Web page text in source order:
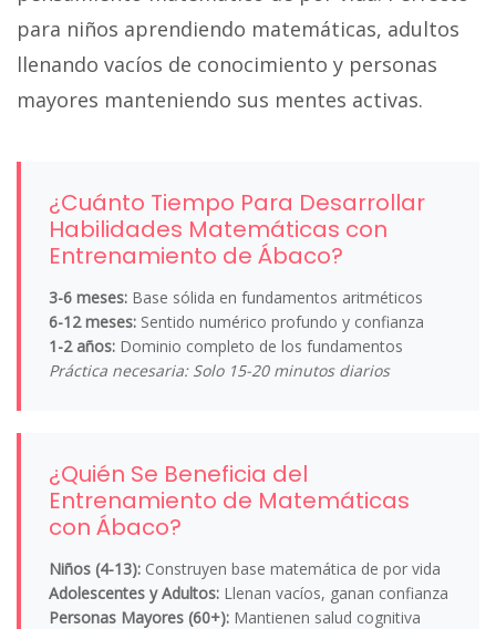
para niños aprendiendo matemáticas, adultos
llenando vacíos de conocimiento y personas
mayores manteniendo sus mentes activas.
¿Cuánto Tiempo Para Desarrollar
Habilidades Matemáticas con
Entrenamiento de Ábaco?
3-6 meses: Base sólida en fundamentos aritméticos
6-12 meses: Sentido numérico profundo y confianza
1-2 años: Dominio completo de los fundamentos
Práctica necesaria: Solo 15-20 minutos diarios
¿Quién Se Beneficia del
Entrenamiento de Matemáticas
con Ábaco?
Niños (4-13): Construyen base matemática de por vida
Adolescentes y Adultos: Llenan vacíos, ganan confianza
Personas Mayores (60+): Mantienen salud cognitiva